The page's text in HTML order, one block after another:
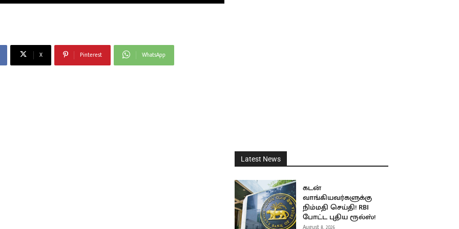
X Pinterest WhatsApp
Latest News
கடன்
வாங்கியவர்களுக்கு
நிம்மதி செய்தி! RBI
போட்ட புதிய ரூல்ஸ்!